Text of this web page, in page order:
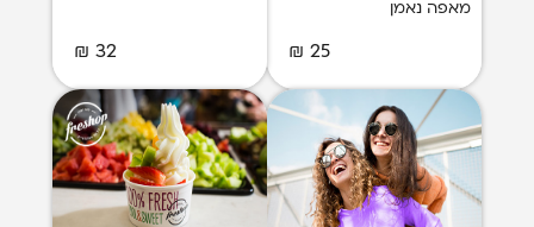
מאפה נאמן
25 ₪
32 ₪